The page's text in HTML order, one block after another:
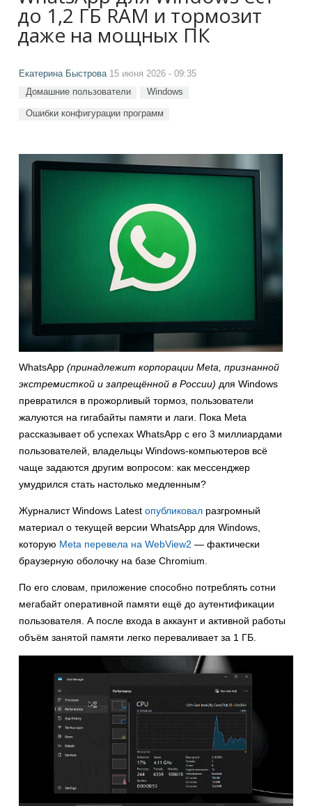
до 1,2 ГБ RAM и тормозит
даже на мощных ПК
Екатерина Быстрова15 июня 2026 - 09:35
Домашние пользователи Windows
Ошибки конфигурации программ
WhatsApp (принадлежит корпорации Meta, признанной
экстремисткой и запрещённой в России) для Windows
превратился в прожорливый тормоз, пользователи
жалуются на гигабайты памяти и лаги. Пока Meta
рассказывает об успехах WhatsApp с его 3 миллиардами
пользователей, владельцы Windows-компьютеров всё
чаще задаются другим вопросом: как мессенджер
умудрился стать настолько медленным?
Журналист Windows Latest опубликовал разгромный
материал о текущей версии WhatsApp для Windows,
которую Meta перевела на WebView2 — фактически
браузерную оболочку на базе Chromium.
По его словам, приложение способно потреблять сотни
мегабайт оперативной памяти ещё до аутентификации
пользователя. А после входа в аккаунт и активной работы
объём занятой памяти легко переваливает за 1 ГБ.